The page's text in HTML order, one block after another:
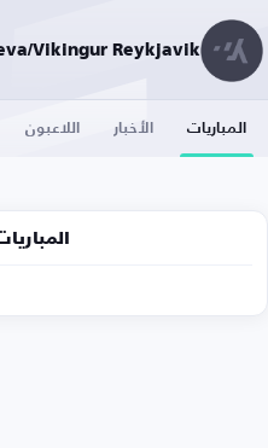
Vikingur Reykjavik ( )
المباريات الأخبار اللاعبون